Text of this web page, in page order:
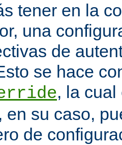
tener en la
una
de
se hace
, la
en su caso,
de